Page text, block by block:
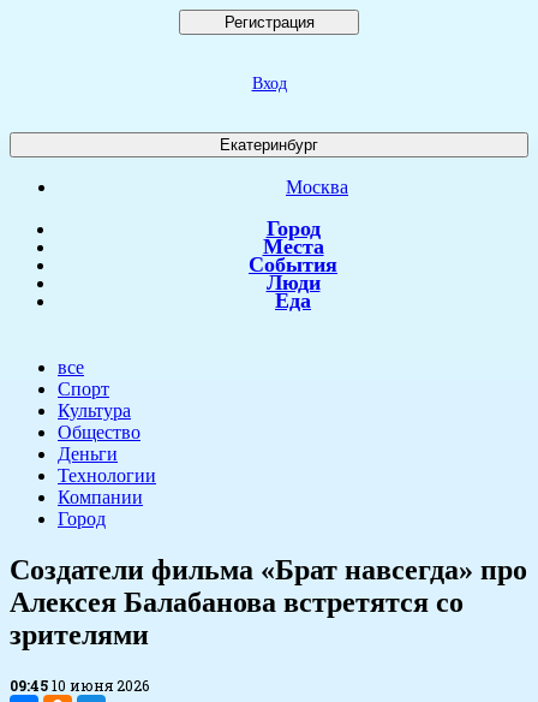
Регистрация
Вход
Екатеринбург
Москва
Город
Места
События
Люди
Еда
все
Спорт
Культура
Общество
Деньги
Технологии
Компании
Город
​Создатели фильма «Брат навсегда» про
Алексея Балабанова встретятся со
зрителями
09:4510 июня 2026